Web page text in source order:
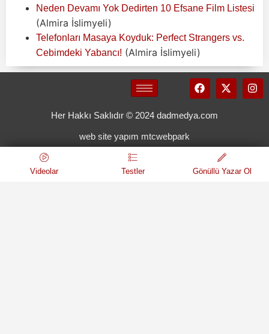
Neden Devamı Yok Dedirten 10 Efsane Film Listesi
(Almira İslimyeli)
Telefonları Masaya Koyduk: Perfect Strangers vs.
Cebimdeki Yabancı! (Almira İslimyeli)
Her Hakkı Saklıdır © 2024 dadmedya.com
web site yapım mtcwebpark
Videolar Testler Gönüllü Yazar Ol